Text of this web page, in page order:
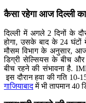
कैसा रहेगा आज दिल्ली
दिल्ली में अगले 2 दिनों के
होगा, उसके बाद के 24 घंटों
मौसम विभाग के अनुसार,
डिग्री सेल्सियस के बीच
बीच रहने की संभावना है.
इस दौरान हवा की गति 10-
गाजियाबादमें भी तापमान 40